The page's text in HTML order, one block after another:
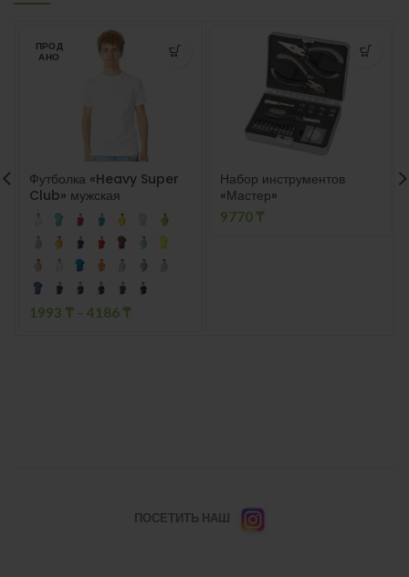
ПРОД
АНО
Футболка «Heavy Super
Club» мужская
1993 ₸ – 4186 ₸
Набор инструментов
«Мастер»
9770 ₸
ПОСЕТИТЬ НАШ